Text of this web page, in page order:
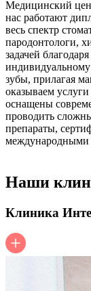
Медицинский
нас работают
весь спектр
пародонтологи,
задачей
зубы, прилагая
оказываем
оснащены
проводить
препараты,
международными
Наши
Клиника